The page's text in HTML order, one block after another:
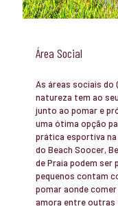
Área Social
As áreas sociais do
natureza tem ao
junto ao pomar e
uma ótima opção
prática esportiva na
do Beach Soocer,
de Praia podem ser
pequenos contam
pomar aonde
amora entre outras